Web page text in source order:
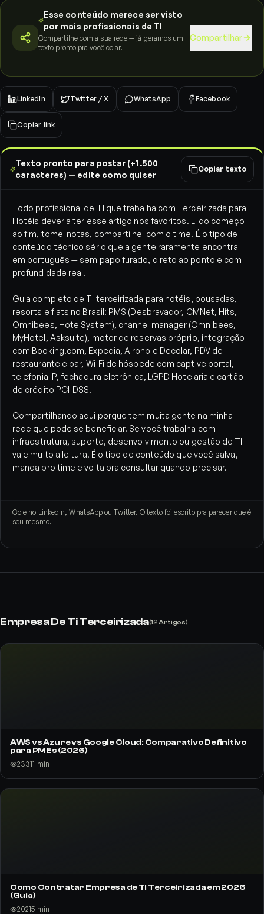
Esse conteúdo merece ser visto
por mais profissionais de TI
Compartilhe com a sua rede — já geramos um
texto pronto pra você colar.
Compartilhar
LinkedIn Twitter / X WhatsApp Facebook
Copiar link
Texto pronto para postar (+1.500
caracteres) — edite como quiser
Copiar texto
Todo profissional de TI que trabalha com Terceirizada para
Hotéis deveria ter esse artigo nos favoritos. Li do começo
ao fim, tomei notas, compartilhei com o time. É o tipo de
conteúdo técnico sério que a gente raramente encontra
em português — sem papo furado, direto ao ponto e com
profundidade real.
Guia completo de TI terceirizada para hotéis, pousadas,
resorts e flats no Brasil: PMS (Desbravador, CMNet, Hits,
Omnibees, HotelSystem), channel manager (Omnibees,
MyHotel, Asksuite), motor de reservas próprio, integração
com Booking.com, Expedia, Airbnb e Decolar, PDV de
restaurante e bar, Wi-Fi de hóspede com captive portal,
telefonia IP, fechadura eletrônica, LGPD Hotelaria e cartão
de crédito PCI-DSS.
Compartilhando aqui porque tem muita gente na minha
rede que pode se beneficiar. Se você trabalha com
infraestrutura, suporte, desenvolvimento ou gestão de TI —
vale muito a leitura. É o tipo de conteúdo que você salva,
manda pro time e volta pra consultar quando precisar.
Cole no LinkedIn, WhatsApp ou Twitter. O texto foi escrito pra parecer que é
seu mesmo.
Empresa De Ti Terceirizada(12Artigos)
AWS vs Azure vs Google Cloud: Comparativo Definitivo
para PMEs (2026)
23311 min
Como Contratar Empresa de TI Terceirizada em 2026
(Guia)
20215 min